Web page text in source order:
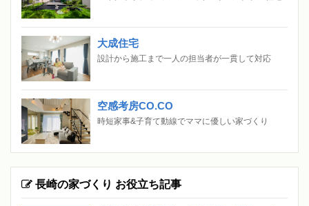
大成住宅
設計から施工まで一人の担当者が一貫して対応
空感考房CO.CO
時短家事&子育て動線でママに優しい家づくり
長崎の家づくり お役立ち記事